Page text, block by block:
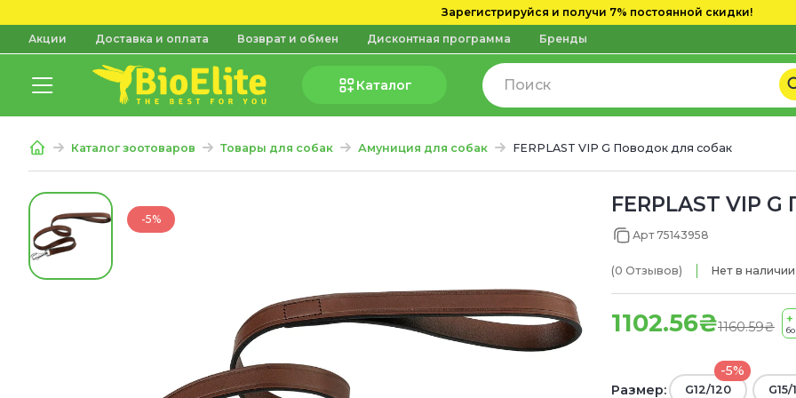
Зарегистрируйся и получи 7% постоянной скидки!
Акции Доставка и оплата Возврат и обмен Дисконтная программа Бренды
Каталог
Каталог зоотоваров Товары для собак Амуниция для собак FERPLAST VIP G Поводок для собак
-5%
FERPLAST VIP
Арт 75143958
(0 Отзывов) Нет в наличии
1102.56₴1160.59₴
+
Размер:
-5%
G12/120